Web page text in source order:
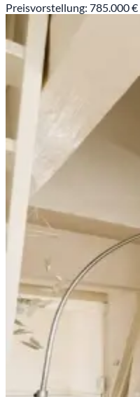
Preisvorstellung: 785.000